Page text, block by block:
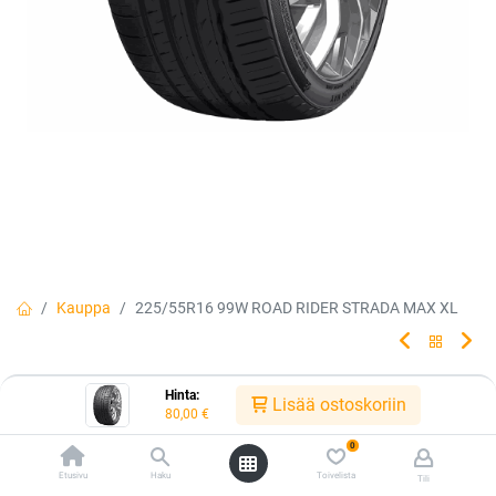
Hinta:
80,00 € Lisää ostoskoriin
Etusivu Haku
0
Toivelista Tili
Kauppa 225/55R16 99W ROAD RIDER STRADA MAX XL
225/55R16 99W ROAD RIDER
STRADA MAX XL